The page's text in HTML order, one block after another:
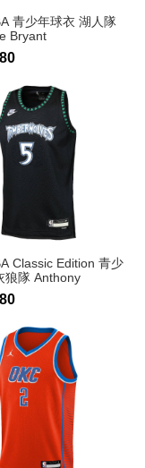
青少年球衣 湖人隊
Bryant
Classic Edition 青少
狼隊 Anthony